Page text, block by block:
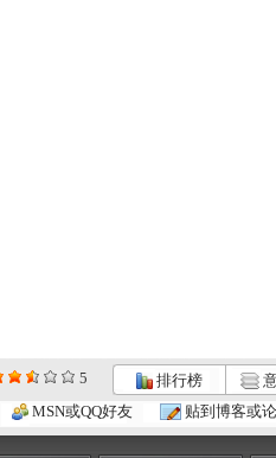
5 排行榜
MSN或QQ好友 贴到博客或